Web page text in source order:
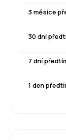
3 měsíce
30 dní
7 dní
1 den